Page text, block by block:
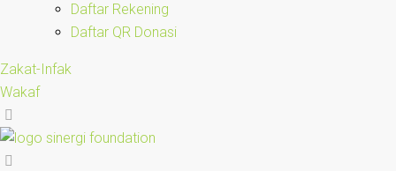
Daftar Rekening
Daftar QR Donasi
Zakat-Infak
Wakaf